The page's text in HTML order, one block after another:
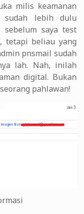
milis keamanan
sudah lebih dulu
sebelum saya test
tetapi beliau yang
pnsmail sudah
lah. Nah, inilah
digital. Bukan
pahlawan!